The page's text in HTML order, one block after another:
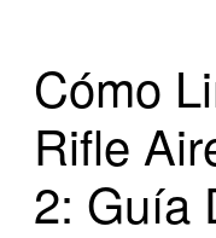
Cómo
Rifle
2: Guía